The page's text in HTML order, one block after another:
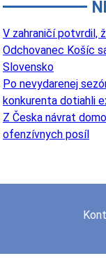
V zahraničí potvrdil,
Odchovanec Košíc
Slovensko
Po nevydarenej
konkurenta dotiahli
Z Česka návrat
ofenzívnych posíl